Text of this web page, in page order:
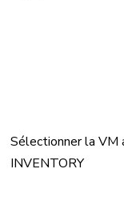
Sélectionner la VM
INVENTORY